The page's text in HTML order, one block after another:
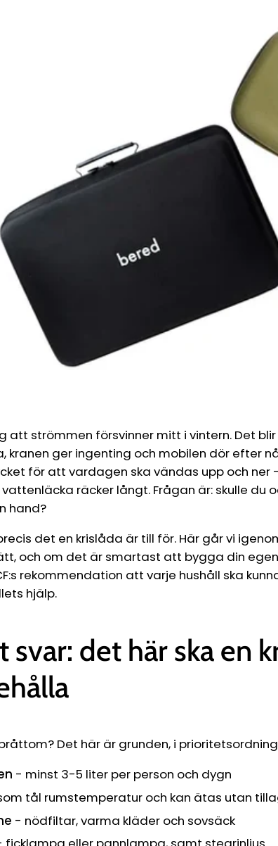
att strömmen försvinner mitt i vintern. Det
kranen ger ingenting och mobilen dör efter
för att vardagen ska vändas upp och
vattenläcka räcker långt. Frågan är: skulle du
hand?
det en krislåda är till för. Här går vi
och om det är smartast att bygga din
rekommendation att varje hushåll ska
hjälp.
svar: det här ska en
Det här är grunden, i
- minst 3-5 liter per person och dygn
tål rumstemperatur och kan ätas utan
- nödfiltar, varma kläder och sovsäck